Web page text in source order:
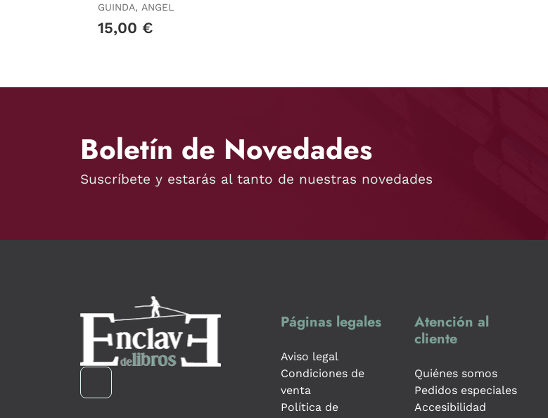
GUINDA, ANGEL
15,00 €
Boletín de Novedades
Suscríbete y estarás al tanto de nuestras novedades
Páginas legales
Aviso legal
Condiciones de
venta
Política de
Atención al
cliente
Quiénes somos
Pedidos especiales
Accesibilidad